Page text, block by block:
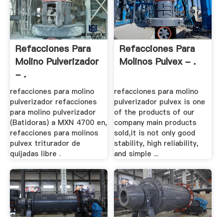
Refacciones Para
Molino Pulverizador
- .
refacciones para molino
pulverizador refacciones
para molino pulverizador
(Batidoras) a MXN 4700 en,
refacciones para molinos
pulvex triturador de
quijadas libre .
Refacciones Para
Molinos Pulvex - .
refacciones para molino
pulverizador pulvex is one
of the products of our
company main products
sold,it is not only good
stability, high reliability,
and simple ...